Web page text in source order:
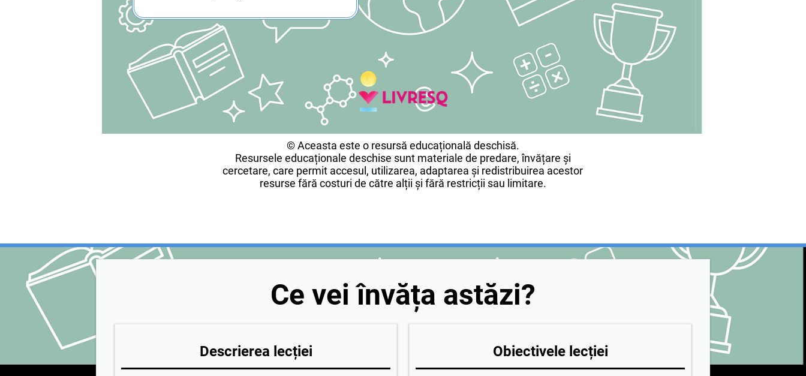
© Aceasta este o resursă educațională deschisă.
Resursele educaționale deschise sunt materiale de predare, învățare și
cercetare, care permit accesul, utilizarea, adaptarea și redistribuirea acestor
resurse fără costuri de către alții și fără restricții sau limitare.
Ce vei învăța astăzi?
Descrierea lecției Obiectivele lecției